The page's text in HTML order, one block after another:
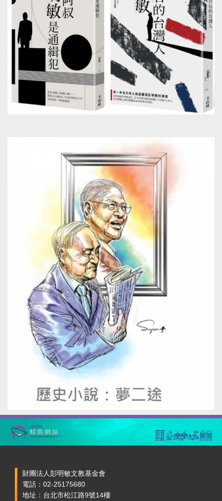
財團法人彭明敏文教基金會
電話：02-25175680
地址：台北市松江路9號14樓